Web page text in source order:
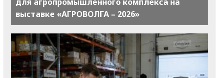
выставке «АГРОВОЛГА – 2026»